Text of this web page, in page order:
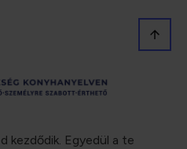
kezdődik. Egyedül a te